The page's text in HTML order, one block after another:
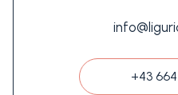
+43